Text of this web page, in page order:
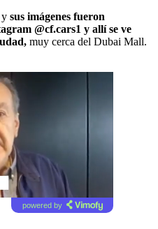
y sus imágenes fueron
@cf.cars1 y allí se ve
muy cerca del Dubai Mall.
powered by